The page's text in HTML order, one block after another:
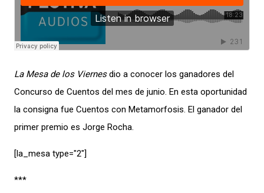
La Mesa de los Viernesdio a conocer los ganadores del
Concurso de Cuentos del mes de junio. En esta oportunidad
la consigna fue Cuentos con Metamorfosis. El ganador del
primer premio es Jorge Rocha.
[la_mesa type="2″]
***